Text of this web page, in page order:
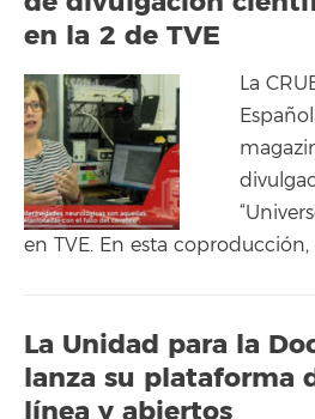
en la 2 de TVE
La
en TVE. En esta coproducción,
La Unidad para la
lanza su plataforma
línea y abiertos